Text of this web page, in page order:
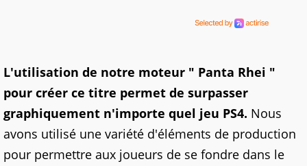
L'utilisation de notre moteur " Panta Rhei "
pour créer ce titre permet de surpasser
graphiquement n'importe quel jeu PS4. Nous
avons utilisé une variété d'éléments de production
pour permettre aux joueurs de se fondre dans le